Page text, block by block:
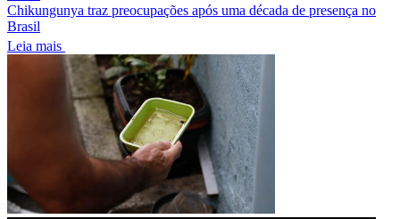
Chikungunya traz preocupações após uma década de presença no
Brasil
Leia mais